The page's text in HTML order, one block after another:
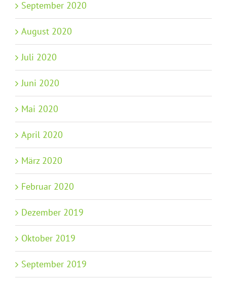
September 2020
August 2020
Juli 2020
Juni 2020
Mai 2020
April 2020
März 2020
Februar 2020
Dezember 2019
Oktober 2019
September 2019